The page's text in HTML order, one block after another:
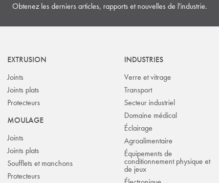
Obtenez les derniers articles, rapports et nouvelles de l'industrie.
EXTRUSION
Joints
Joints plats
Protecteurs
MOULAGE
Joints
Joints plats
Soufflets et manchons
Protecteurs
INDUSTRIES
Verre et vitrage
Transport
Secteur industriel
Domaine médical
Éclairage
Agroalimentaire
Équipements de
conditionnement physique et
de jeux